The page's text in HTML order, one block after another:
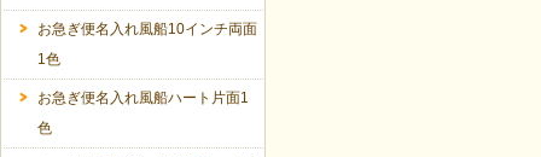
お急ぎ便名入れ風船10インチ両面
1色
お急ぎ便名入れ風船ハート片面1
色